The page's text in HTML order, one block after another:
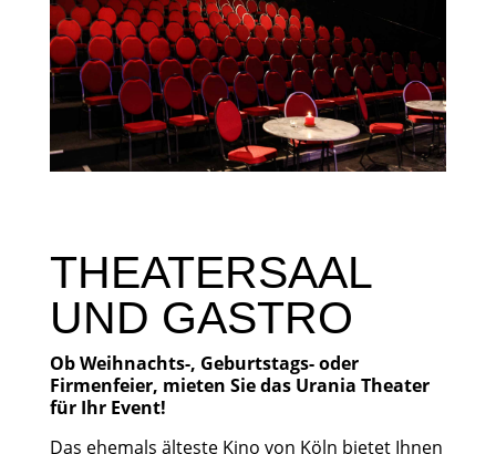
THEATERSAAL
UND GASTRO
Ob Weihnachts-, Geburtstags- oder
Firmenfeier, mieten Sie das Urania Theater
für Ihr Event!
Das ehemals älteste Kino von Köln bietet Ihnen